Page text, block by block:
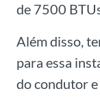
de 7500
Além disso,
para essa
do condutor